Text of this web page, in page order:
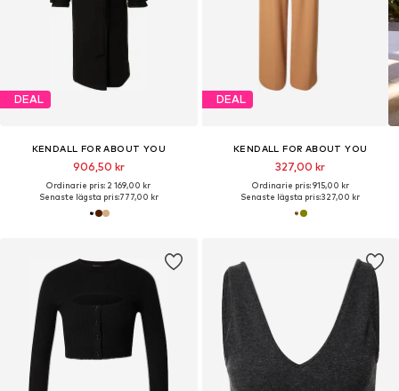
DEAL
KENDALL FOR ABOUT YOU
906,50 kr
Ordinarie pris: 2 169,00 kr
Senaste lägsta pris:777,00 kr
DEAL
KENDALL FOR ABOUT YOU
327,00 kr
Ordinarie pris: 915,00 kr
Senaste lägsta pris:327,00 kr